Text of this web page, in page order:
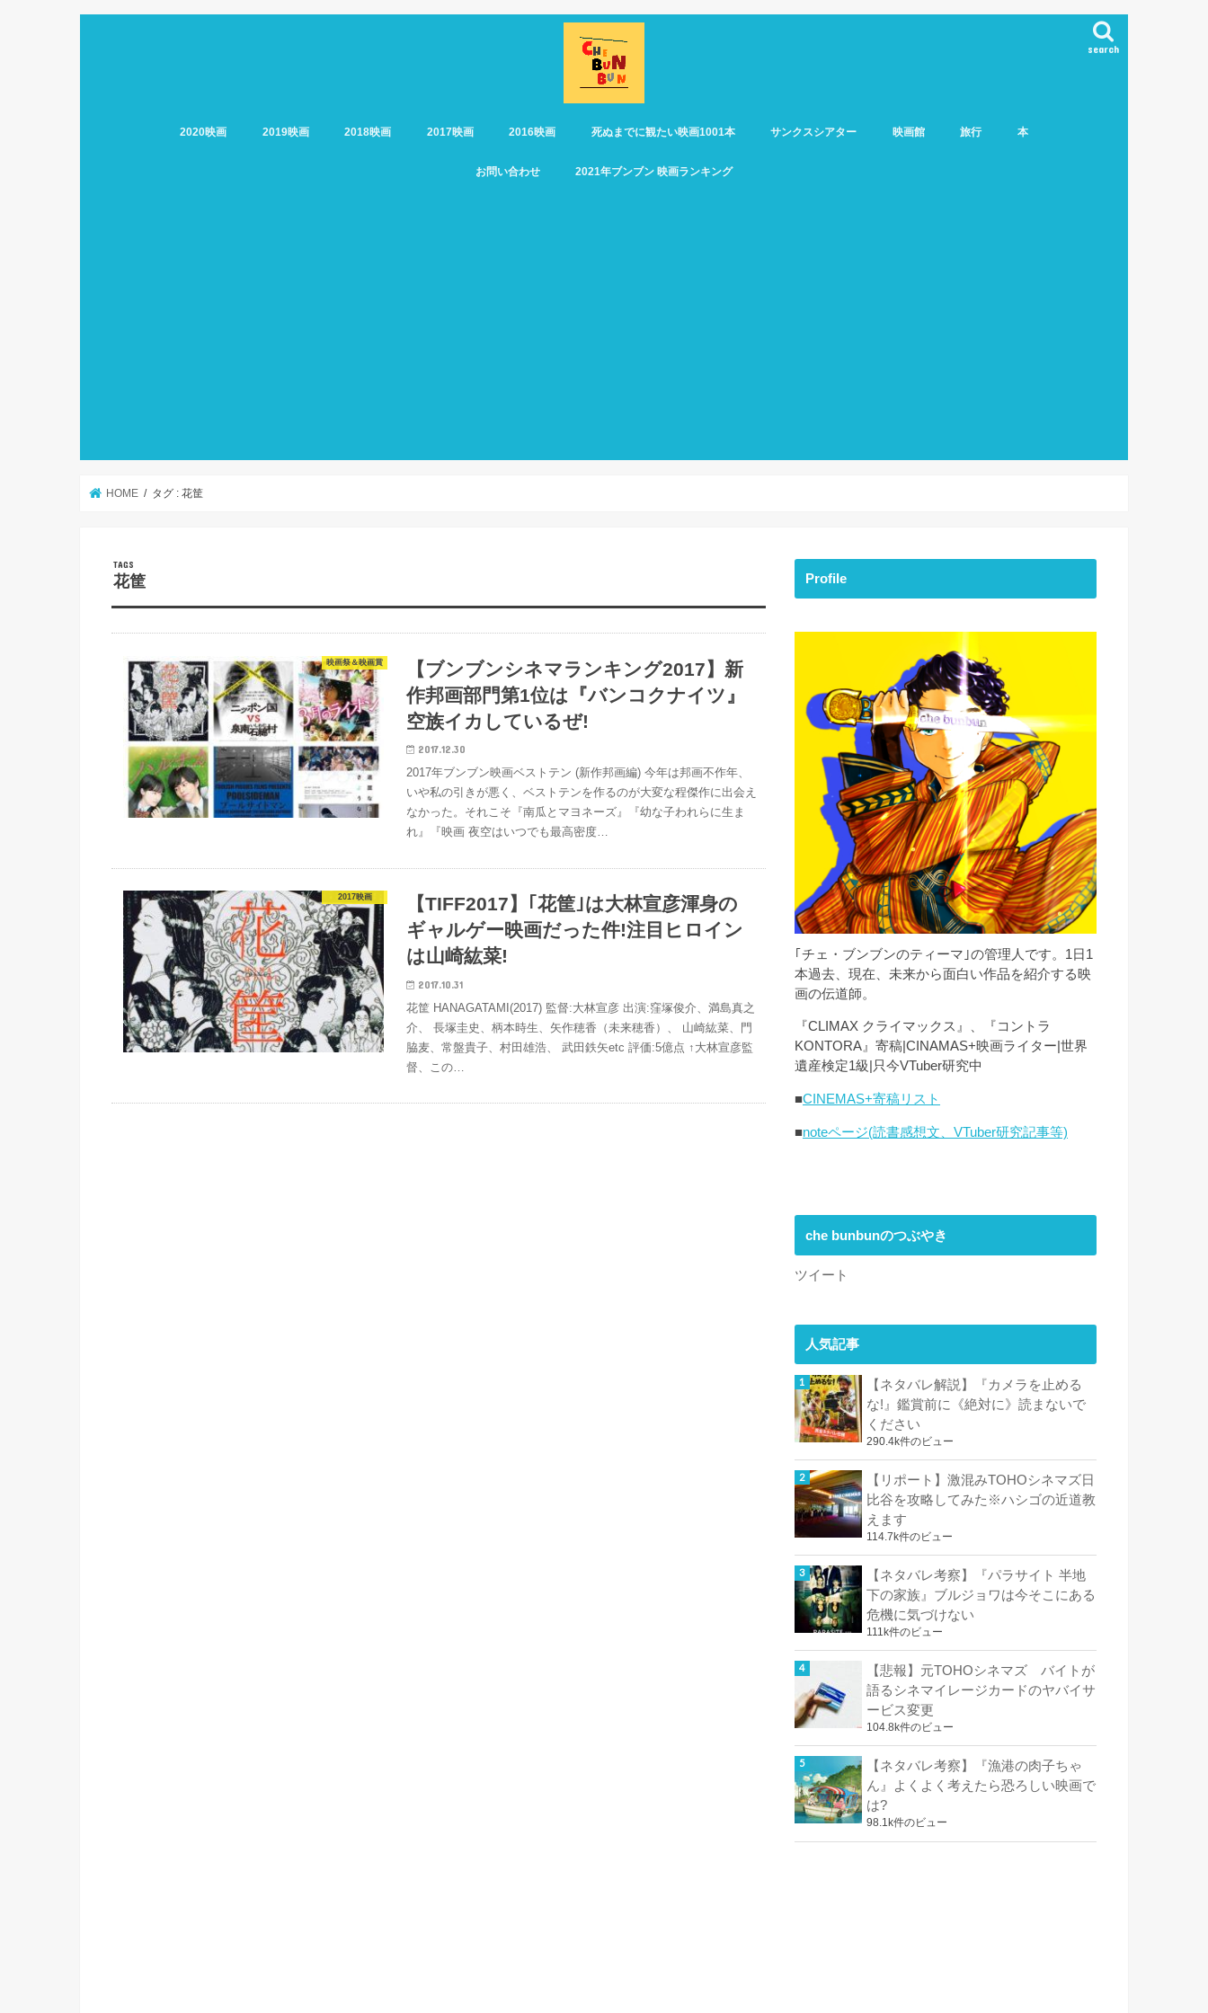
search
2020映画 2019映画 2018映画 2017映画 2016映画 死ぬまでに観たい映画1001本 サンクスシアター 映画館 旅行 本
お問い合わせ 2021年ブンブン 映画ランキング
HOME タグ : 花筐
花筐
映画祭＆映画賞
【ブンブンシネマランキング2017】新
作邦画部門第1位は『バンコクナイツ』
空族イカしているぜ!
2017.12.30
2017年ブンブン映画ベストテン (新作邦画編) 今年は邦画不作年、
いや私の引きが悪く、ベストテンを作るのが大変な程傑作に出会え
なかった。それこそ『南瓜とマヨネーズ』『幼な子われらに生ま
れ』『映画 夜空はいつでも最高密度…
2017映画
【TIFF2017】｢花筐｣は大林宣彦渾身の
ギャルゲー映画だった件!注目ヒロイン
は山崎紘菜!
2017.10.31
花筐 HANAGATAMI(2017) 監督:大林宣彦 出演:窪塚俊介、満島真之
介、 長塚圭史、柄本時生、矢作穂香（未来穂香）、 山崎紘菜、門
脇麦、常盤貴子、村田雄浩、 武田鉄矢etc 評価:5億点 ↑大林宣彦監
督、この…
Profile
｢チェ・ブンブンのティーマ｣の管理人です。1日1
本過去、現在、未来から面白い作品を紹介する映
画の伝道師。
『CLIMAX クライマックス』、『コントラ
KONTORA』寄稿|CINAMAS+映画ライター|世界
遺産検定1級|只今VTuber研究中
■CINEMAS+寄稿リスト
■noteページ(読書感想文、VTuber研究記事等)
che bunbunのつぶやき
ツイート
人気記事
【ネタバレ解説】『カメラを止める
な!』鑑賞前に《絶対に》読まないで
ください
290.4k件のビュー
【リポート】激混みTOHOシネマズ日
比谷を攻略してみた※ハシゴの近道教
えます
114.7k件のビュー
【ネタバレ考察】『パラサイト 半地
下の家族』ブルジョワは今そこにある
危機に気づけない
111k件のビュー
【悲報】元TOHOシネマズ バイトが
語るシネマイレージカードのヤバイサ
ービス変更
104.8k件のビュー
【ネタバレ考察】『漁港の肉子ちゃ
ん』よくよく考えたら恐ろしい映画で
は?
98.1k件のビュー